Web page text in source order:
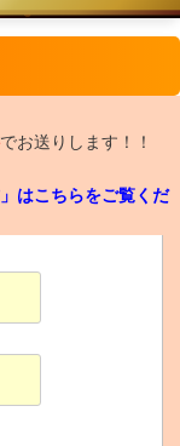
でお送りします！！
はこちらをご覧くだ